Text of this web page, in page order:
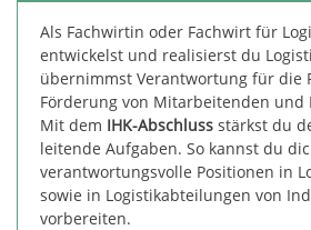
Als Fachwirtin oder Fachwirt für
entwickelst und realisierst du
übernimmst Verantwortung für die
Förderung von Mitarbeitenden und
Mit dem IHK-Abschluss stärkst du
leitende Aufgaben. So kannst du
verantwortungsvolle Positionen in
sowie in Logistikabteilungen von
vorbereiten.